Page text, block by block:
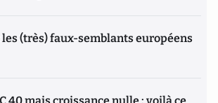
(très) faux-semblants européens